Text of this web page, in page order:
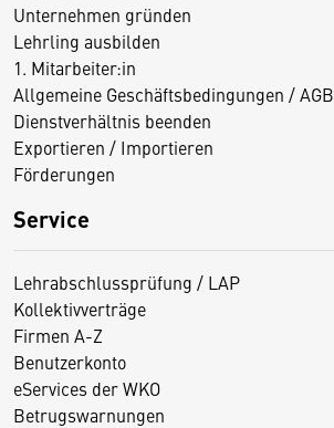
Unternehmen gründen
Lehrling ausbilden
1. Mitarbeiter:in
Allgemeine Geschäftsbedingungen / AGB
Dienstverhältnis beenden
Exportieren / Importieren
Förderungen
Service
Lehrabschlussprüfung / LAP
Kollektivverträge
Firmen A-Z
Benutzerkonto
eServices der WKO
Betrugswarnungen